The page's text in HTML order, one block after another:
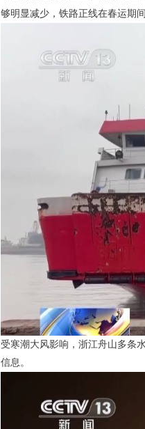
够明显减少，铁路正线在春运期
受寒潮大风影响，浙江舟山多条
信息。